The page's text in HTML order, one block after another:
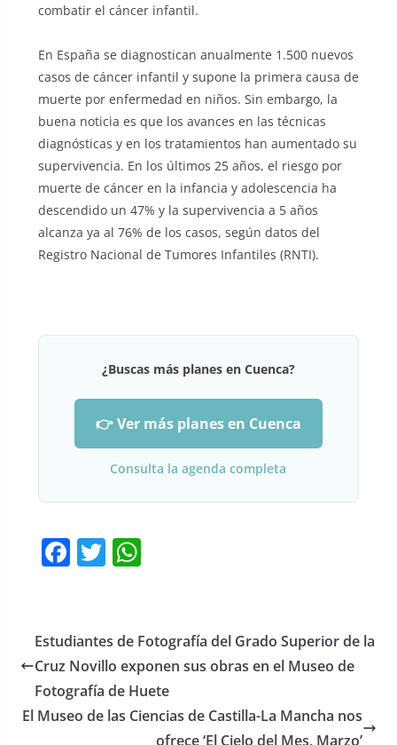
combatir el cáncer infantil.
En España se diagnostican anualmente 1.500 nuevos
casos de cáncer infantil y supone la primera causa de
muerte por enfermedad en niños. Sin embargo, la
buena noticia es que los avances en las técnicas
diagnósticas y en los tratamientos han aumentado su
supervivencia. En los últimos 25 años, el riesgo por
muerte de cáncer en la infancia y adolescencia ha
descendido un 47% y la supervivencia a 5 años
alcanza ya al 76% de los casos, según datos del
Registro Nacional de Tumores Infantiles (RNTI).
¿Buscas más planes en Cuenca?
👉 Ver más planes en Cuenca
Consulta la agenda completa
F
e
b
o
o
T
er
W
s
A
p
p
Estudiantes de Fotografía del Grado Superior de la
Cruz Novillo exponen sus obras en el Museo de
Fotografía de Huete
El Museo de las Ciencias de Castilla-La Mancha nos
ofrece ‘El Cielo del Mes, Marzo’